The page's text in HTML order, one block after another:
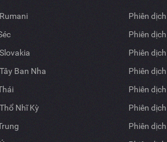
Ban Nha
Nhĩ Kỳ
Phiên
Phiên
Phiên
Phiên
Phiên
Phiên
Phiên